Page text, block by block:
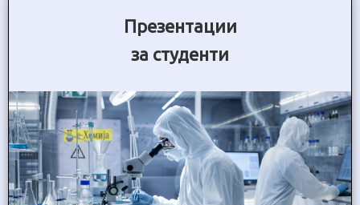
Презентации
за студенти